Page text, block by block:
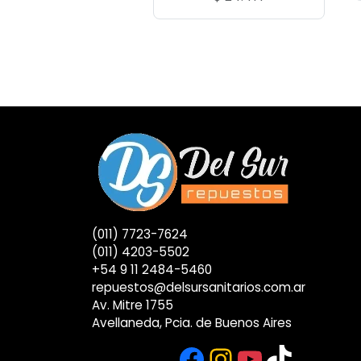
(011) 7723-7624
(011) 4203-5502
+54 9 11 2484-5460
repuestos@delsursanitarios.com.ar
Av. Mitre 1755
Avellaneda, Pcia. de Buenos Aires